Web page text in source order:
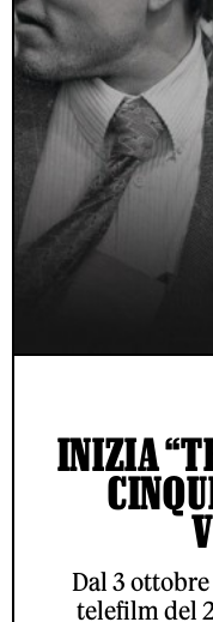
INIZIA
Dal 3
telefilm del